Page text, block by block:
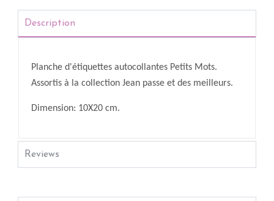
Description
Planche d'étiquettes autocollantes Petits Mots.
Assortis à la collection Jean passe et des meilleurs.
Dimension: 10X20 cm.
Reviews